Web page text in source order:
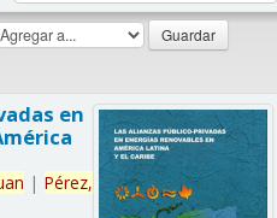
en
| Pérez,